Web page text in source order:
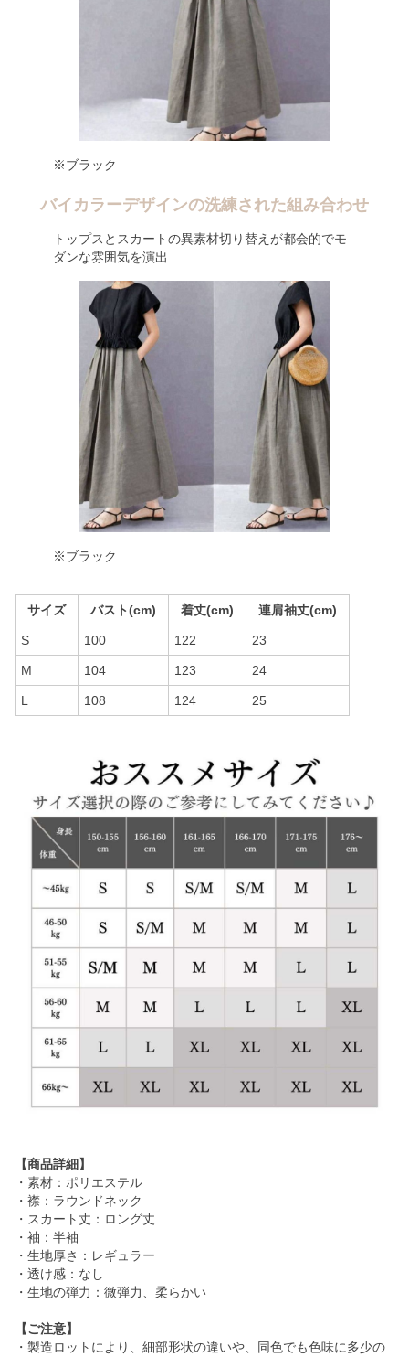
※ブラック
バイカラーデザインの洗練された組み合わせ
トップスとスカートの異素材切り替えが都会的でモ
ダンな雰囲気を演出
※ブラック
サイズ バスト(cm) 着丈(cm) 連肩袖丈(cm)
S 100 122 23
M 104 123 24
L 108 124 25
【商品詳細】
・素材：ポリエステル
・襟：ラウンドネック
・スカート丈：ロング丈
・袖：半袖
・生地厚さ：レギュラー
・透け感：なし
・生地の弾力：微弾力、柔らかい
【ご注意】
・製造ロットにより、細部形状の違いや、同色でも色味に多少の